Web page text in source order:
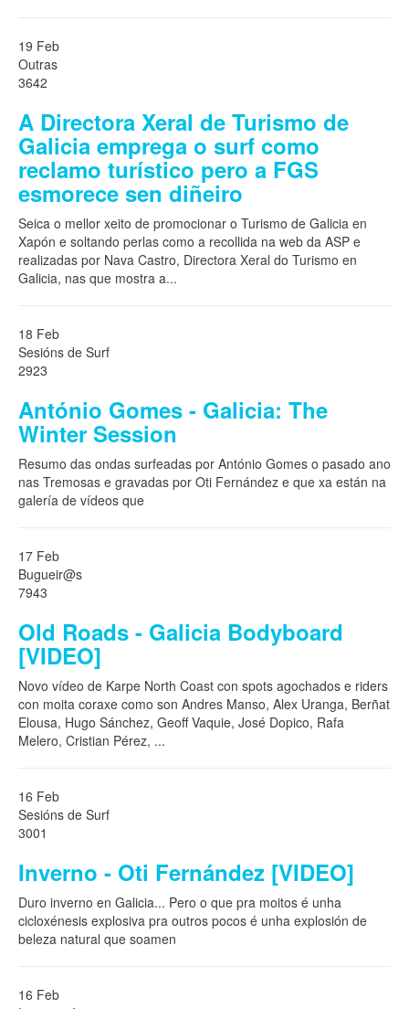
19 Feb
Outras
3642
A Directora Xeral de Turismo de
Galicia emprega o surf como
reclamo turístico pero a FGS
esmorece sen diñeiro
Seica o mellor xeito de promocionar o Turismo de Galicia en
Xapón e soltando perlas como a recollida na web da ASP e
realizadas por Nava Castro, Directora Xeral do Turismo en
Galicia, nas que mostra a...
18 Feb
Sesións de Surf
2923
António Gomes - Galicia: The
Winter Session
Resumo das ondas surfeadas por António Gomes o pasado ano
nas Tremosas e gravadas por Oti Fernández e que xa están na
galería de vídeos que
17 Feb
Bugueir@s
7943
Old Roads - Galicia Bodyboard
[VIDEO]
Novo vídeo de Karpe North Coast con spots agochados e riders
con moita coraxe como son Andres Manso, Alex Uranga, Berñat
Elousa, Hugo Sánchez, Geoff Vaquie, José Dopico, Rafa
Melero, Cristian Pérez, ...
16 Feb
Sesións de Surf
3001
Inverno - Oti Fernández [VIDEO]
Duro inverno en Galicia... Pero o que pra moitos é unha
cicloxénesis explosiva pra outros pocos é unha explosión de
beleza natural que soamen
16 Feb